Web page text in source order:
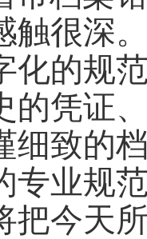
触很深
化的规
的凭证
细致的
专业规
把今天